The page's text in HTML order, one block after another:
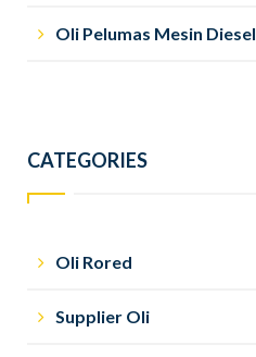
Oli Pelumas Mesin Diesel
CATEGORIES
Oli Rored
Supplier Oli